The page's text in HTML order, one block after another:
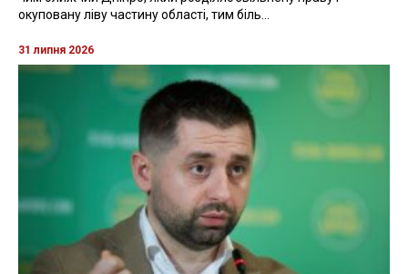
окуповану ліву частину області, тим біль...
31 липня 2026